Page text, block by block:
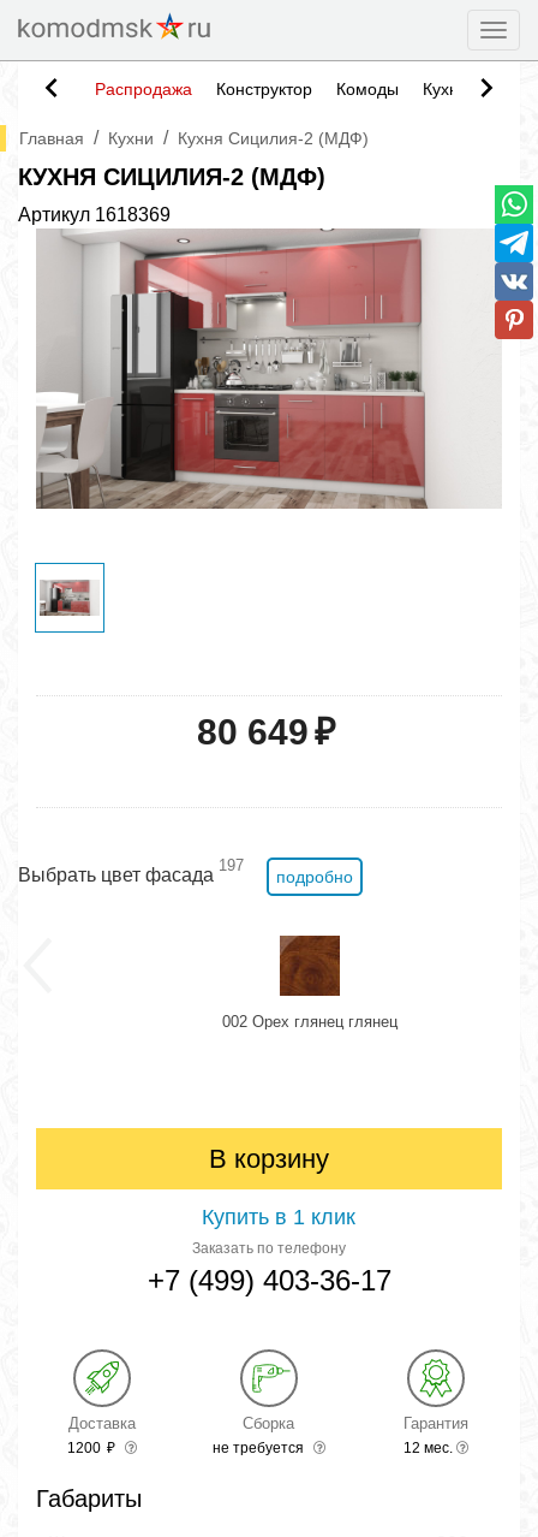
Распродажа Конструктор Комоды Кухни
Главная / Кухни / Кухня Сицилия-2 (МДФ)
КУХНЯ СИЦИЛИЯ-2 (МДФ)
Артикул 1618369
80 649₽
Выбрать цвет фасада 197
подробно
002 Орех глянец глянец
В корзину
Купить в 1 клик
Заказать по телефону
+7 (499) 403-36-17
Доставка
1200 ₽
Сборка
не требуется
Гарантия
12 мес.
Габариты